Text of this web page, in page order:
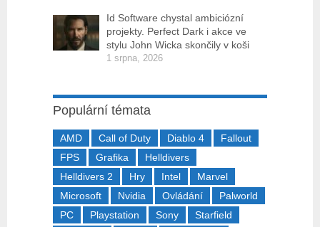
Id Software chystal ambiciózní
projekty. Perfect Dark i akce ve
stylu John Wicka skončily v koši
1 srpna, 2026
Populární témata
AMD Call of Duty Diablo 4
Fallout
FPS
Grafika
Helldivers
Helldivers 2
Hry Intel
Marvel
Microsoft
Nvidia Ovládání
Palworld
PC
Playstation Sony
Starfield